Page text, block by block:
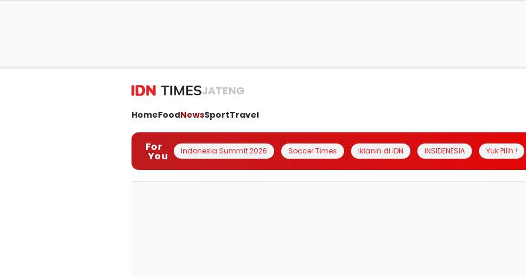
JATENG
HomeFoodNewsSportTravel
For
You Indonesia Summit 2026 Soccer Times Iklanin di IDN INSIDENESIA Yuk Pilih !